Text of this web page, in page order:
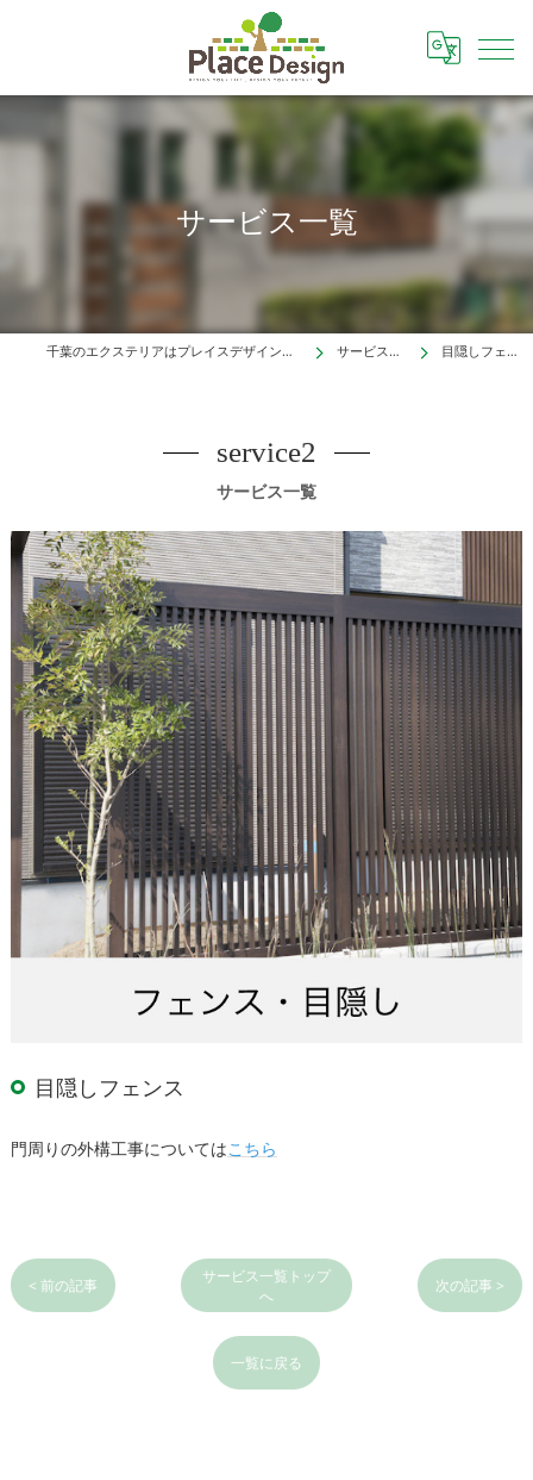
サービス一覧
千葉のエクステリアはプレイスデザイン株式会社 サービス一覧 目隠しフェンス
サービス一覧
service2
目隠しフェンス
門周りの外構工事についてはこちら
< 前の記事
サービス一覧トップ
へ
次の記事 >
一覧に戻る